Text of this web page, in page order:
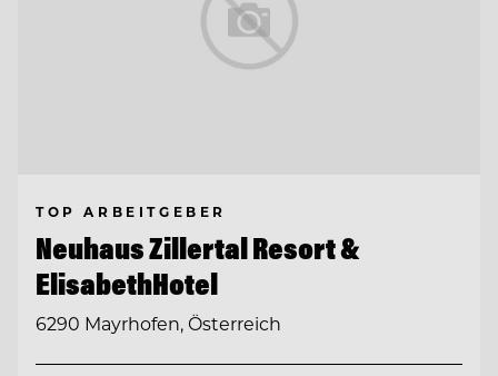
TOP ARBEITGEBER
Neuhaus Zillertal Resort &
ElisabethHotel
6290 Mayrhofen, Österreich